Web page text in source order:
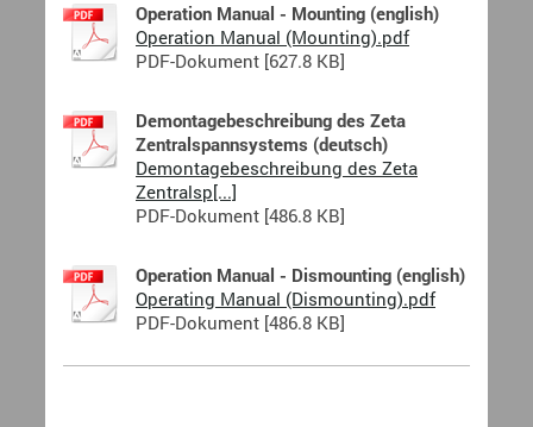
Operation Manual - Mounting (english)
Operation Manual (Mounting).pdf
PDF-Dokument [627.8 KB]
Demontagebeschreibung des Zeta
Zentralspannsystems (deutsch)
Demontagebeschreibung des Zeta
Zentralsp[...]
PDF-Dokument [486.8 KB]
Operation Manual - Dismounting (english)
Operating Manual (Dismounting).pdf
PDF-Dokument [486.8 KB]